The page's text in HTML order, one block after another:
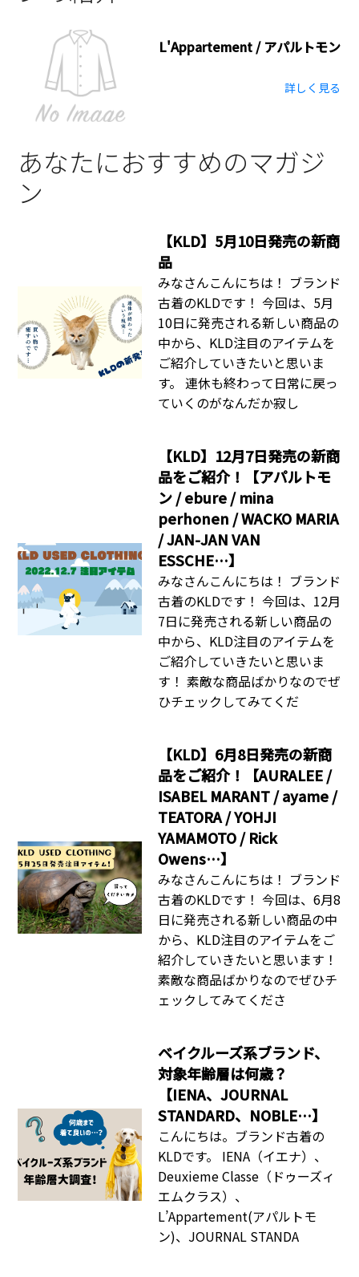
L'Appartement / アパルトモン
詳しく見る
あなたにおすすめのマガジ
ン
【KLD】5月10日発売の新商
品
みなさんこんにちは！ ブランド
古着のKLDです！ 今回は、5月
10日に発売される新しい商品の
中から、KLD注目のアイテムを
ご紹介していきたいと思いま
す。 連休も終わって日常に戻っ
ていくのがなんだか寂し
【KLD】12月7日発売の新商
品をご紹介！【アパルトモ
ン / ebure / mina
perhonen / WACKO MARIA
/ JAN-JAN VAN
ESSCHE…】
みなさんこんにちは！ ブランド
古着のKLDです！ 今回は、12月
7日に発売される新しい商品の
中から、KLD注目のアイテムを
ご紹介していきたいと思いま
す！ 素敵な商品ばかりなのでぜ
ひチェックしてみてくだ
【KLD】6月8日発売の新商
品をご紹介！【AURALEE /
ISABEL MARANT / ayame /
TEATORA / YOHJI
YAMAMOTO / Rick
Owens…】
みなさんこんにちは！ ブランド
古着のKLDです！ 今回は、6月8
日に発売される新しい商品の中
から、KLD注目のアイテムをご
紹介していきたいと思います！
素敵な商品ばかりなのでぜひチ
ェックしてみてくださ
ベイクルーズ系ブランド、
対象年齢層は何歳？
【IENA、JOURNAL
STANDARD、NOBLE…】
こんにちは。ブランド古着の
KLDです。 IENA（イエナ）、
Deuxieme Classe（ドゥーズィ
エムクラス）、
L’Appartement(アパルトモ
ン)、JOURNAL STANDA